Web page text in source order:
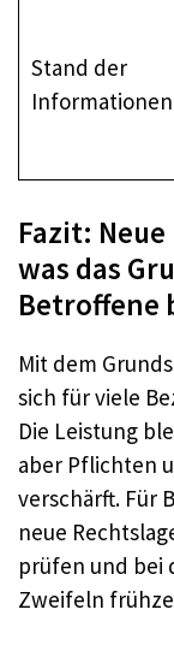
Stand der
Informationen
Fazit:
was das
Betroffene
Mit dem
sich für viele
Die Leistung
aber Pflichten
verschärft. Für
neue
prüfen und bei
Zweifeln